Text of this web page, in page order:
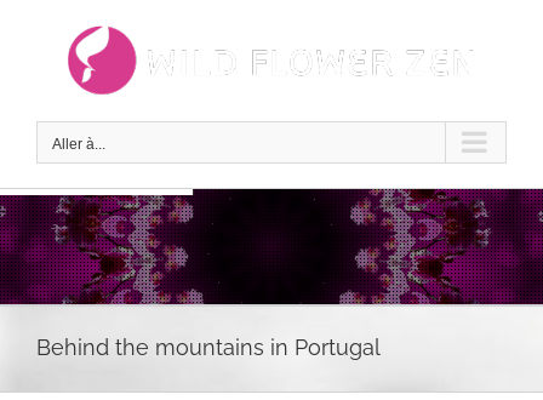
Aller à...
Behind the mountains in Portugal